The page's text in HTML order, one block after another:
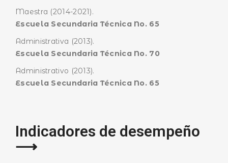
Maestra (2014-2021).
Escuela Secundaria Técnica No. 65
Administrativa (2013).
Escuela Secundaria Técnica No. 70
Administrativo (2013).
Escuela Secundaria Técnica No. 65
Indicadores de desempeño
⟶